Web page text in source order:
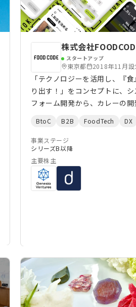
株式会社
スタートアップ
東京都 2018年11月設
「テクノロジーを活用し、『
り出す！」をコンセプトに、
フォーム開発から、カレーの
ないカレー “TOKYO MIX
す。
BtoC B2B FoodTech DX
事業ステージ
シリーズB以降
主要株主